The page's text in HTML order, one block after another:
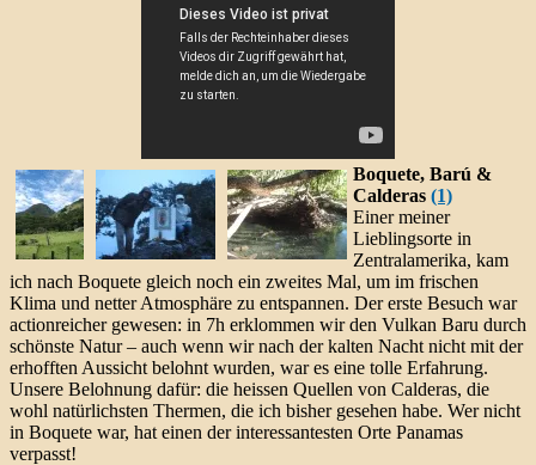
Boquete, Barú &
Calderas (1)
Einer meiner
Lieblingsorte in
Zentralamerika, kam
ich nach Boquete gleich noch ein zweites Mal, um im frischen
Klima und netter Atmosphäre zu entspannen. Der erste Besuch war
actionreicher gewesen: in 7h erklommen wir den Vulkan Baru durch
schönste Natur – auch wenn wir nach der kalten Nacht nicht mit der
erhofften Aussicht belohnt wurden, war es eine tolle Erfahrung.
Unsere Belohnung dafür: die heissen Quellen von Calderas, die
wohl natürlichsten Thermen, die ich bisher gesehen habe. Wer nicht
in Boquete war, hat einen der interessantesten Orte Panamas
verpasst!